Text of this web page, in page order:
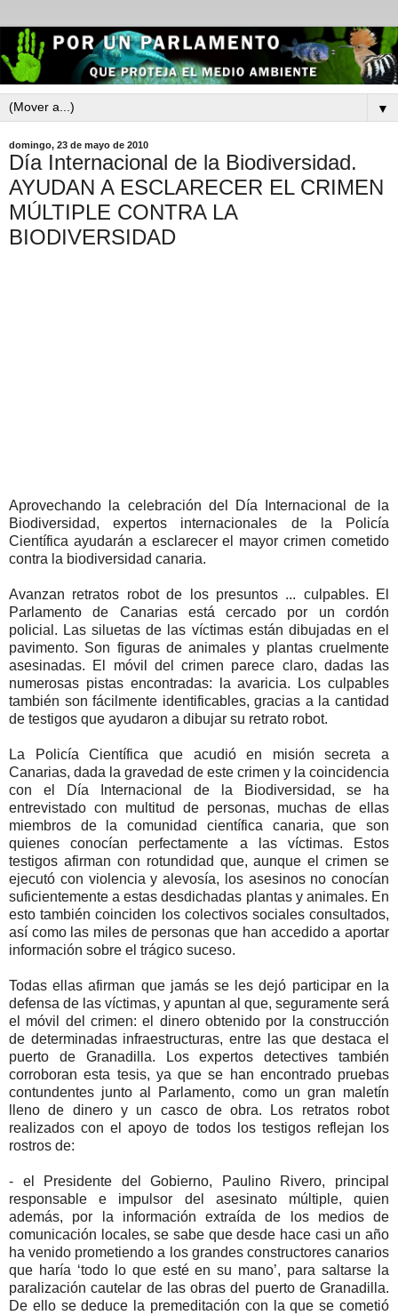
▼
domingo, 23 de mayo de 2010
Día Internacional de la Biodiversidad.
AYUDAN A ESCLARECER EL CRIMEN
MÚLTIPLE CONTRA LA
BIODIVERSIDAD
Aprovechando la celebración del Día Internacional de la
Biodiversidad, expertos internacionales de la Policía
Científica ayudarán a esclarecer el mayor crimen cometido
contra la biodiversidad canaria.
Avanzan retratos robot de los presuntos ... culpables. El
Parlamento de Canarias está cercado por un cordón
policial. Las siluetas de las víctimas están dibujadas en el
pavimento. Son figuras de animales y plantas cruelmente
asesinadas. El móvil del crimen parece claro, dadas las
numerosas pistas encontradas: la avaricia. Los culpables
también son fácilmente identificables, gracias a la cantidad
de testigos que ayudaron a dibujar su retrato robot.
La Policía Científica que acudió en misión secreta a
Canarias, dada la gravedad de este crimen y la coincidencia
con el Día Internacional de la Biodiversidad, se ha
entrevistado con multitud de personas, muchas de ellas
miembros de la comunidad científica canaria, que son
quienes conocían perfectamente a las víctimas. Estos
testigos afirman con rotundidad que, aunque el crimen se
ejecutó con violencia y alevosía, los asesinos no conocían
suficientemente a estas desdichadas plantas y animales. En
esto también coinciden los colectivos sociales consultados,
así como las miles de personas que han accedido a aportar
información sobre el trágico suceso.
Todas ellas afirman que jamás se les dejó participar en la
defensa de las víctimas, y apuntan al que, seguramente será
el móvil del crimen: el dinero obtenido por la construcción
de determinadas infraestructuras, entre las que destaca el
puerto de Granadilla. Los expertos detectives también
corroboran esta tesis, ya que se han encontrado pruebas
contundentes junto al Parlamento, como un gran maletín
lleno de dinero y un casco de obra. Los retratos robot
realizados con el apoyo de todos los testigos reflejan los
rostros de:
- el Presidente del Gobierno, Paulino Rivero, principal
responsable e impulsor del asesinato múltiple, quien
además, por la información extraída de los medios de
comunicación locales, se sabe que desde hace casi un año
ha venido prometiendo a los grandes constructores canarios
que haría ‘todo lo que esté en su mano’, para saltarse la
paralización cautelar de las obras del puerto de Granadilla.
De ello se deduce la premeditación con la que se cometió